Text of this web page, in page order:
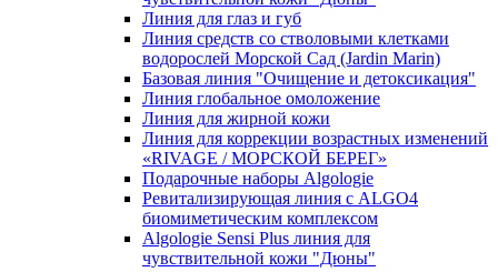
Линия для глаз и губ
Линия средств со стволовыми клетками
водорослей Морской Сад (Jardin Marin)
Базовая линия "Очищение и детоксикация"
Линия глобальное омоложение
Линия для жирной кожи
Линия для коррекции возрастных изменений
«RIVAGE / МОРСКОЙ БЕРЕГ»
Подарочные наборы Algologie
Ревитализирующая линия с ALGO4
биомиметическим комплексом
Algologie Sensi Plus линия для
чувcтвительной кожи "Дюны"